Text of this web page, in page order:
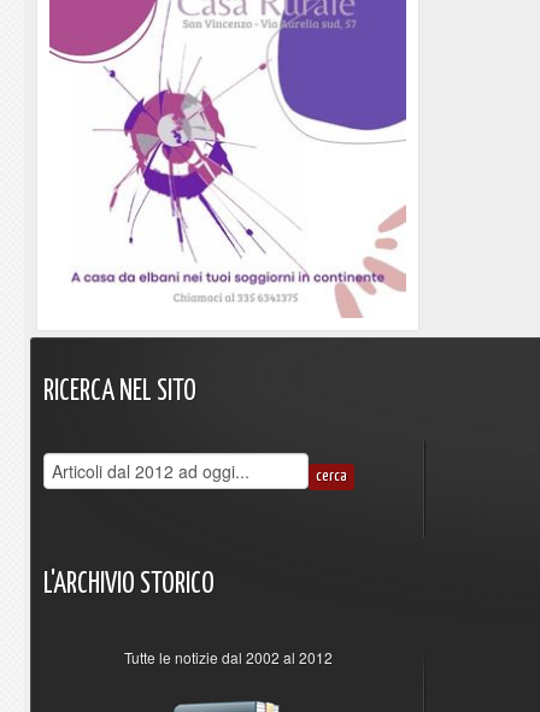
RICERCA NEL SITO
L'ARCHIVIO STORICO
Tutte le notizie dal 2002 al 2012